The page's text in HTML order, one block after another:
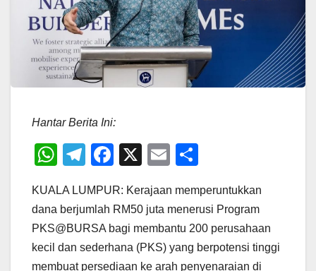
Hantar Berita Ini:
W
at
s
A
T
e
gr
a
F
c
e
b
X
E
ail ar
e
KUALA LUMPUR: Kerajaan memperuntukkan
dana berjumlah RM50 juta menerusi Program
PKS@BURSA bagi membantu 200 perusahaan
kecil dan sederhana (PKS) yang berpotensi tinggi
membuat persediaan ke arah penyenaraian di